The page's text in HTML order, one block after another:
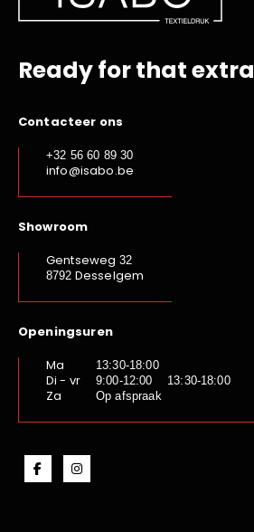
Ready for that extra
Contacteer ons
+32 56 60 89 30
info@isabo.be
Showroom
Gentseweg 32
8792 Desselgem
Openingsuren
Ma
13:30-18:00
Di - vr 9:00-12:00 13:30-18:00
Za Op afspraak